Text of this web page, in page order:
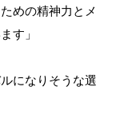
めの精神力とメ
す」
になりそうな選